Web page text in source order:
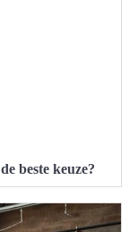
beste keuze?